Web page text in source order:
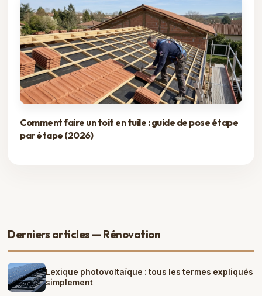
Comment faire un toit en tuile : guide de pose étape
par étape (2026)
Derniers articles — Rénovation
Lexique photovoltaïque : tous les termes expliqués
simplement